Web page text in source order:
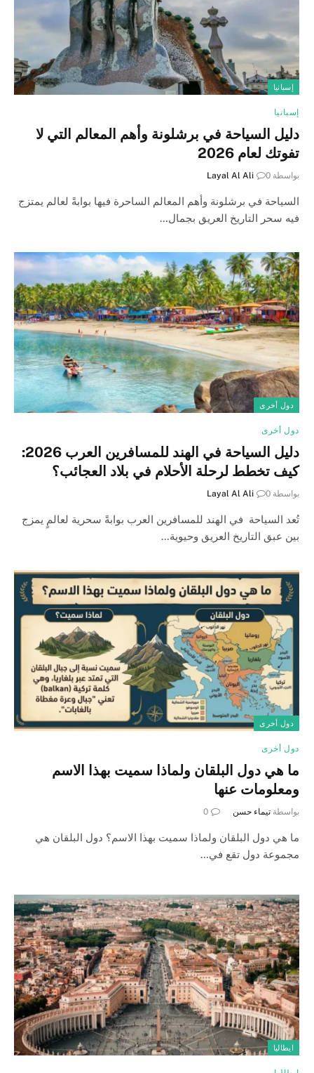
إسبانيا
إسبانيا
دليل السياحة في برشلونة وأهم المعالم التي لا
تفوتك لعام 2026
بواسطة Layal Al Ali 0
السياحة في برشلونة وأهم المعالم الساحرة فيها بوابةً لعالم يمتزج
فيه سحر التاريخ العريق بجمال…
دول أخرى
دول أخرى
دليل السياحة في الهند للمسافرين العرب 2026:
كيف تخطط لرحلة الأحلام في بلاد العجائب؟
بواسطة Layal Al Ali 0
تُعد السياحة في الهند للمسافرين العرب بوابةً سحرية لعالمٍ يمزج
بين عبق التاريخ العريق وحيوية…
دول أخرى
دول أخرى
ما هي دول البلقان ولماذا سميت بهذا الاسم
ومعلومات عنها
بواسطة تيماء حسن 0
ما هي دول البلقان ولماذا سميت بهذا الاسم؟ دول البلقان هي
مجموعة دول تقع في…
ايطاليا